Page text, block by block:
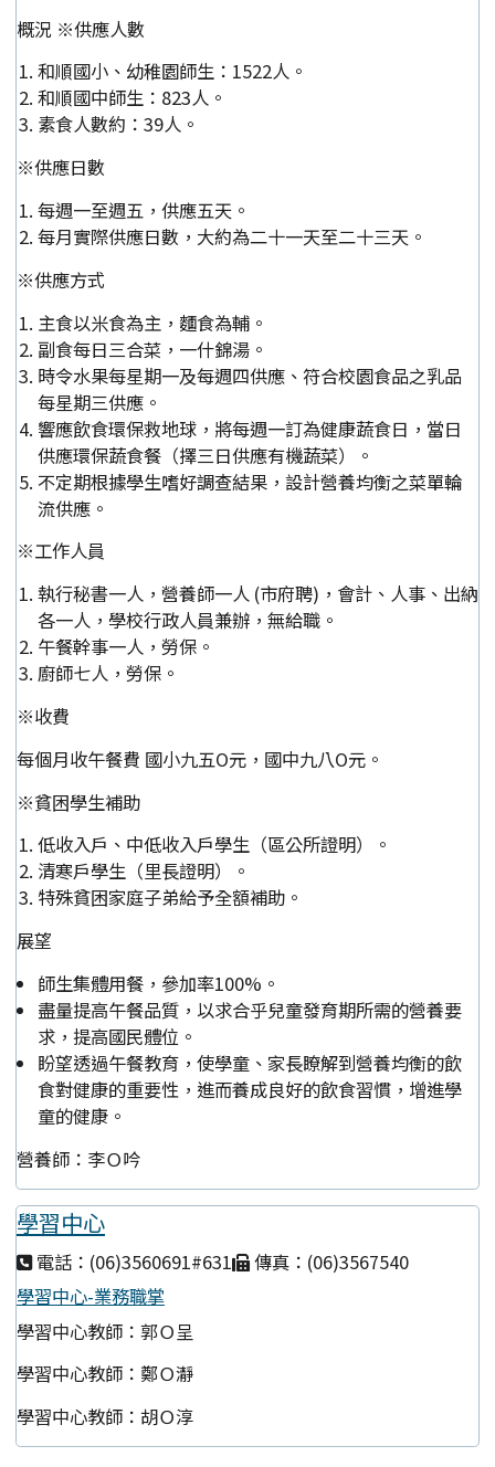
概況 ※供應人數
和順國小、幼稚園師生：1522人。
和順國中師生：823人。
素食人數約：39人。
※供應日數
每週一至週五，供應五天。
每月實際供應日數，大約為二十一天至二十三天。
※供應方式
主食以米食為主，麵食為輔。
副食每日三合菜，一什錦湯。
時令水果每星期一及每週四供應、符合校園食品之乳品
每星期三供應。
響應飲食環保救地球，將每週一訂為健康蔬食日，當日
供應環保蔬食餐（擇三日供應有機蔬菜）。
不定期根據學生嗜好調查結果，設計營養均衡之菜單輪
流供應。
※工作人員
執行秘書一人，營養師一人 (市府聘)，會計、人事、出納
各一人，學校行政人員兼辦，無給職。
午餐幹事一人，勞保。
廚師七人，勞保。
※收費
每個月收午餐費 國小九五O元，國中九八O元。
※貧困學生補助
低收入戶、中低收入戶學生（區公所證明）。
清寒戶學生（里長證明）。
特殊貧困家庭子弟給予全額補助。
展望
師生集體用餐，參加率100%。
盡量提高午餐品質，以求合乎兒童發育期所需的營養要
求，提高國民體位。
盼望透過午餐教育，使學童、家長瞭解到營養均衡的飲
食對健康的重要性，進而養成良好的飲食習慣，增進學
童的健康。
營養師：李Ｏ吟
學習中心
電話：(06)3560691#631
傳真：(06)3567540
學習中心-業務職掌
學習中心教師：郭Ｏ呈
學習中心教師：鄭Ｏ瀞
學習中心教師：胡Ｏ淳